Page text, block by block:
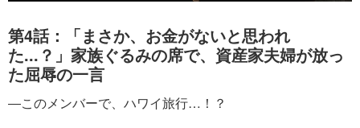
第4話：「まさか、お金がないと思われ
た...？」家族ぐるみの席で、資産家夫婦が放っ
た屈辱の一言
―このメンバーで、ハワイ旅行…！？